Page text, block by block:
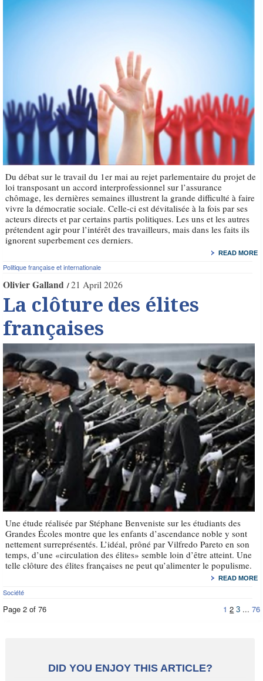
Du débat sur le travail du 1er mai au rejet parlementaire du projet de
loi transposant un accord interprofessionnel sur l’assurance
chômage, les dernières semaines illustrent la grande difficulté à faire
vivre la démocratie sociale. Celle-ci est dévitalisée à la fois par ses
acteurs directs et par certains partis politiques. Les uns et les autres
prétendent agir pour l’intérêt des travailleurs, mais dans les faits ils
ignorent superbement ces derniers.
READ MORE
Politique française et internationale
Olivier Galland 21 April 2026
La clôture des élites
françaises
Une étude réalisée par Stéphane Benveniste sur les étudiants des
Grandes Écoles montre que les enfants d’ascendance noble y sont
nettement surreprésentés. L’idéal, prôné par Vilfredo Pareto en son
temps, d’une «circulation des élites» semble loin d’être atteint. Une
telle clôture des élites françaises ne peut qu’alimenter le populisme.
READ MORE
Société
Page 2 of 76 12 3 ...76
DID YOU ENJOY THIS ARTICLE?